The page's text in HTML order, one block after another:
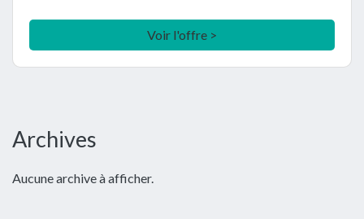
Voir l'offre >
Barre
principale
Archives
Aucune archive à afficher.